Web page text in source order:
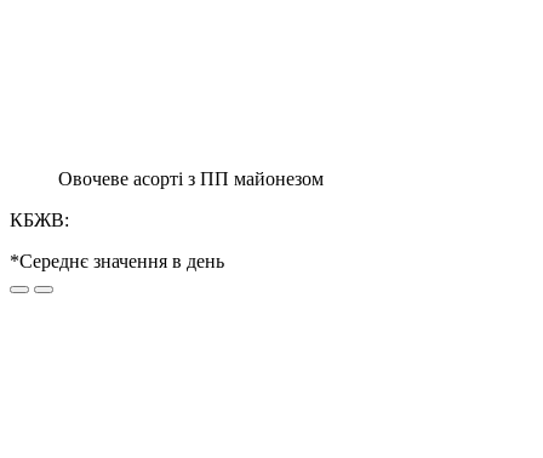
Овочеве асорті з ПП майонезом
КБЖВ:
*Середнє значення в день